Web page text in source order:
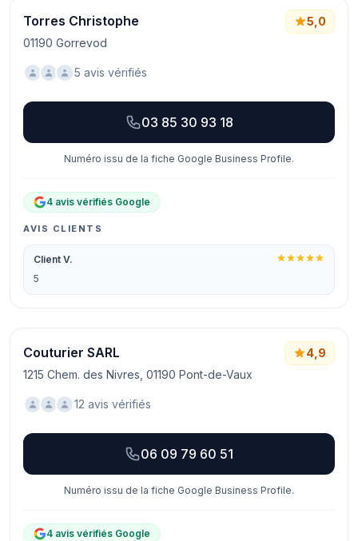
Torres Christophe
01190 Gorrevod
5,0
5 avis vérifiés
03 85 30 93 18
Numéro issu de la fiche Google Business Profile.
4 avis vérifiés Google
AVIS CLIENTS
Client V.
5
Couturier SARL
1215 Chem. des Nivres, 01190 Pont-de-Vaux
4,9
12 avis vérifiés
06 09 79 60 51
Numéro issu de la fiche Google Business Profile.
4 avis vérifiés Google